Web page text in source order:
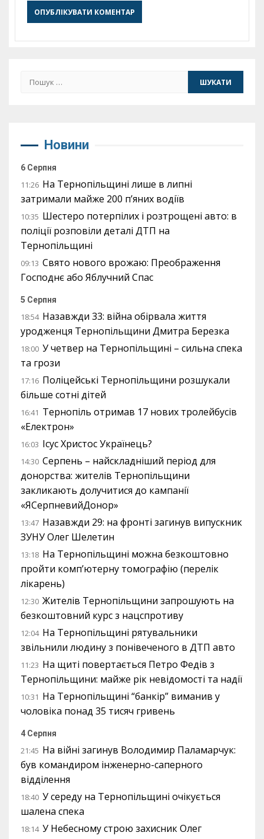
Пошук:
Новини
6 Серпня
11:26 На Тернопільщині лише в липні
затримали майже 200 п’яних водіїв
10:35 Шестеро потерпілих і розтрощені авто: в
поліції розповіли деталі ДТП на
Тернопільщині
09:13 Свято нового врожаю: Преображення
Господнє або Яблучний Спас
5 Серпня
18:54 Назавжди 33: війна обірвала життя
уродженця Тернопільщини Дмитра Березка
18:00 У четвер на Тернопільщині – сильна спека
та грози
17:16 Поліцейські Тернопільщини розшукали
більше сотні дітей
16:41 Тернопіль отримав 17 нових тролейбусів
«Електрон»
16:03 Ісус Христос Українець?
14:30 Серпень – найскладніший період для
донорства: жителів Тернопільщини
закликають долучитися до кампанії
«ЯСерпневийДонор»
13:47 Назавжди 29: на фронті загинув випускник
ЗУНУ Олег Шелетин
13:18 На Тернопільщині можна безкоштовно
пройти комп’ютерну томографію (перелік
лікарень)
12:30 Жителів Тернопільщини запрошують на
безкоштовний курс з нацспротиву
12:04 На Тернопільщині рятувальники
звільнили людину з понівеченого в ДТП авто
11:23 На щиті повертається Петро Федів з
Тернопільщини: майже рік невідомості та надії
10:31 На Тернопільщині “банкір” виманив у
чоловіка понад 35 тисяч гривень
4 Серпня
21:45 На війні загинув Володимир Паламарчук:
був командиром інженерно-саперного
відділення
18:40 У середу на Тернопільщині очікується
шалена спека
18:14 У Небесному строю захисник Олег